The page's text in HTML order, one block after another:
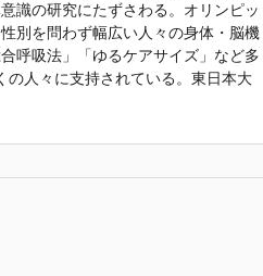
識の研究にたずさわる。オリンピッ
別を問わず幅広い人々の身体・脳機
呼吸法」「ゆるケアサイズ」など多
の人々に支持されている。東日本大
』(講談社)、『サッカー球軸トレー
る！』 で使われていた紹介文から